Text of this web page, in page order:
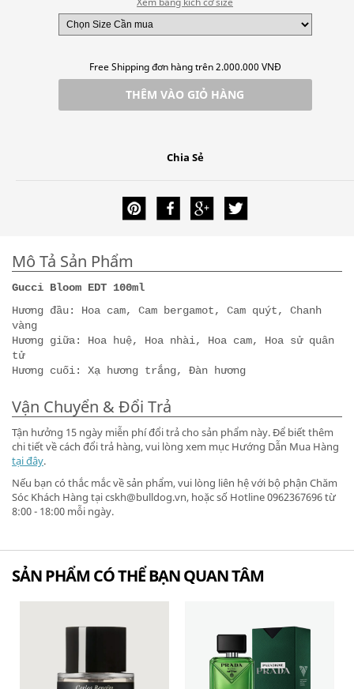
Free Shipping đơn hàng trên 2.000.000 VNĐ
THÊM VÀO GIỎ HÀNG
Chia Sẻ
Mô Tả Sản Phẩm
Gucci Bloom EDT 100ml
Hương đầu: Hoa cam, Cam bergamot, Cam quýt, Chanh
vàng
Hương giữa: Hoa huệ, Hoa nhài, Hoa cam, Hoa sử quân
tử
Hương cuối: Xạ hương trắng, Đàn hương
Vận Chuyển & Đổi Trả
Tận hưởng 15 ngày miễn phí đổi trả cho sản phẩm này. Để biết thêm
chi tiết về cách đổi trả hàng, vui lòng xem mục Hướng Dẫn Mua Hàng
tại đây.
Nếu bạn có thắc mắc về sản phẩm, vui lòng liên hệ với bộ phận Chăm
Sóc Khách Hàng tại cskh@bulldog.vn, hoặc số Hotline 0962367696 từ
8:00 - 18:00 mỗi ngày.
SẢN PHẨM CÓ THỂ BẠN QUAN TÂM